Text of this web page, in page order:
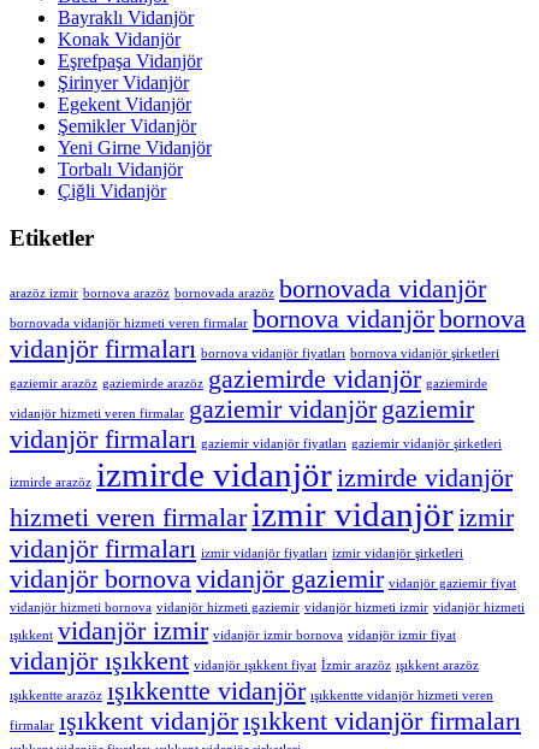
Bayraklı Vidanjör
Konak Vidanjör
Eşrefpaşa Vidanjör
Şirinyer Vidanjör
Egekent Vidanjör
Şemikler Vidanjör
Yeni Girne Vidanjör
Torbalı Vidanjör
Çiğli Vidanjör
Etiketler
arazöz izmir bornova arazöz bornovada arazöz bornovada vidanjör
bornovada vidanjör hizmeti veren firmalar bornova vidanjörbornova
vidanjör firmaları bornova vidanjör fiyatları bornova vidanjör şirketleri
gaziemir arazöz gaziemirde arazöz gaziemirde vidanjör gaziemirde
vidanjör hizmeti veren firmalar gaziemir vidanjör gaziemir
vidanjör firmaları gaziemir vidanjör fiyatları gaziemir vidanjör şirketleri
izmirde arazöz izmirde vidanjörizmirde vidanjör
hizmeti veren firmalar izmir vidanjörizmir
vidanjör firmaları izmir vidanjör fiyatları izmir vidanjör şirketleri
vidanjör bornova vidanjör gaziemir vidanjör gaziemir fiyat
vidanjör hizmeti bornova vidanjör hizmeti gaziemir vidanjör hizmeti izmir vidanjör hizmeti
ışıkkent vidanjör izmir vidanjör izmir bornova vidanjör izmir fiyat
vidanjör ışıkkent vidanjör ışıkkent fiyat İzmir arazöz ışıkkent arazöz
ışıkkentte arazöz ışıkkentte vidanjör ışıkkentte vidanjör hizmeti veren
firmalar ışıkkent vidanjörışıkkent vidanjör firmaları